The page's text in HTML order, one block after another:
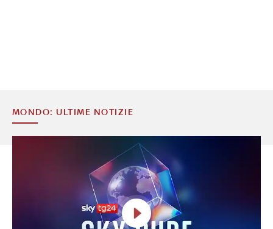
MONDO: ULTIME NOTIZIE